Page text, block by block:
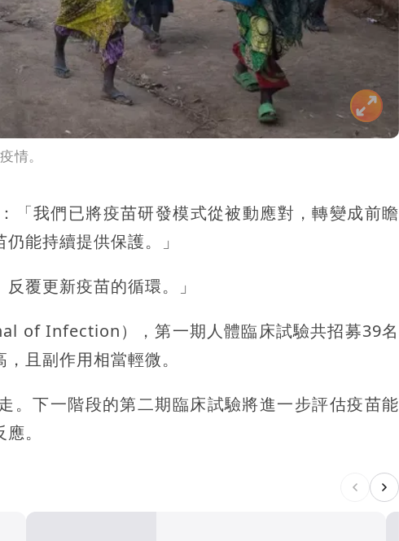
情。
「我們已將疫苗研發模式從被動應對，轉變成前瞻
能持續提供保護。」
覆更新疫苗的循環。」
of Infection），第一期人體臨床試驗共招募39名
且副作用相當輕微。
。下一階段的第二期臨床試驗將進一步評估疫苗能
。